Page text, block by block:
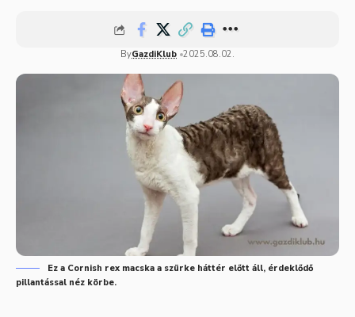
ByGazdiKlub 2025.08.02.
Ez a Cornish rex macska a szürke háttér előtt áll, érdeklődő
pillantással néz körbe.